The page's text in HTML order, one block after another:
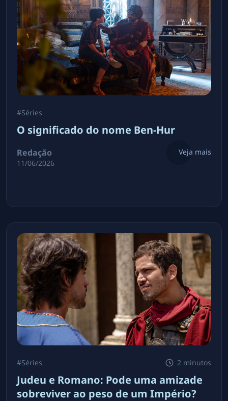
#Séries
O significado do nome Ben-Hur
Redação
11/06/2026
Veja mais
#Séries 2 minutos
Judeu e Romano: Pode uma amizade
sobreviver ao peso de um Império?